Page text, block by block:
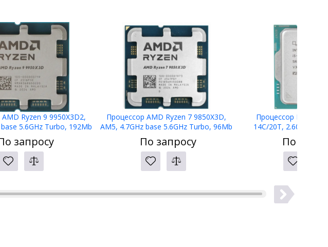
Ryzen 9 9950X3D2,
5.6GHz Turbo, 192Mb
V-Cache, 16C/32T, 100-
TRAY
запросу
Процессор AMD Ryzen 7 9850X3D,
AM5, 4.7GHz base 5.6GHz Turbo, 96Mb
L3, 8C/16T, 100-000001973, TRAY
По запросу
Процессор Intel
14C/20T, 2.60 GHz,
LGA1700, 65W TDP,
По